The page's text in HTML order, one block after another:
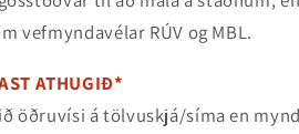
vefmyndavélar RÚV og MBL.
ATHUGIÐ*
öðruvísi á tölvuskjá/síma en